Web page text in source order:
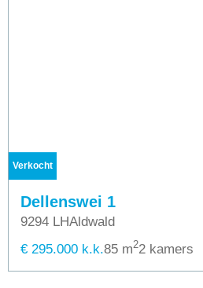
Verkocht
Dellenswei 1
9294 LHAldwald
€ 295.000 k.k.85 m22 kamers